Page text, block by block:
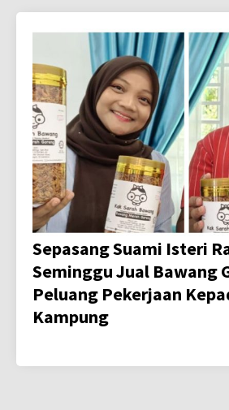
Sepasang Suami Isteri
Seminggu Jual Bawang
Peluang Pekerjaan
Kampung